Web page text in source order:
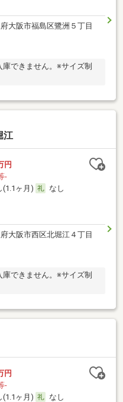
大阪市福島区鷺洲５丁目
できません。※サイズ制
江
円
-
(1.1ヶ月)
なし
大阪市西区北堀江４丁目
できません。※サイズ制
円
-
(1.1ヶ月)
なし